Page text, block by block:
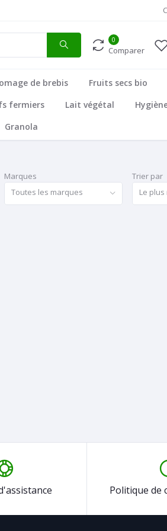
0
Comparer
de brebis Fruits secs bio
fermiers Lait végétal
Granola
Marques
Toutes les marques
Trier par
Le
Politique de